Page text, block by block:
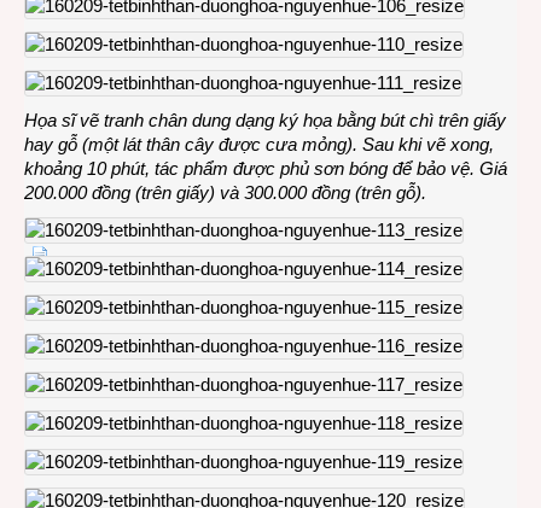
Họa sĩ vẽ tranh chân dung dạng ký họa bằng bút chì trên giấy
hay gỗ (một lát thân cây được cưa mỏng). Sau khi vẽ xong,
khoảng 10 phút, tác phẩm được phủ sơn bóng để bảo vệ. Giá
200.000 đồng (trên giấy) và 300.000 đồng (trên gỗ).